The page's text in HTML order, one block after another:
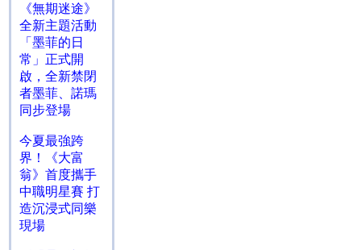
《無期迷途》
全新主題活動
「墨菲的日
常」正式開
啟，全新禁閉
者墨菲、諾瑪
同步登場
今夏最強跨
界！《大富
翁》首度攜手
中職明星賽 打
造沉浸式同樂
現場